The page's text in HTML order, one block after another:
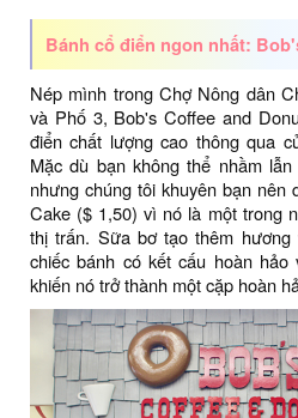
Bánh cổ điển ngon nhất:
Nép mình trong Chợ Nông dân
và Phố 3, Bob's Coffee and
điển chất lượng cao thông qua
Mặc dù bạn không thể nhầm
nhưng chúng tôi khuyên bạn nên
Cake ($ 1,50) vì nó là một trong
thị trấn. Sữa bơ tạo thêm
chiếc bánh có kết cấu hoàn
khiến nó trở thành một cặp hoàn